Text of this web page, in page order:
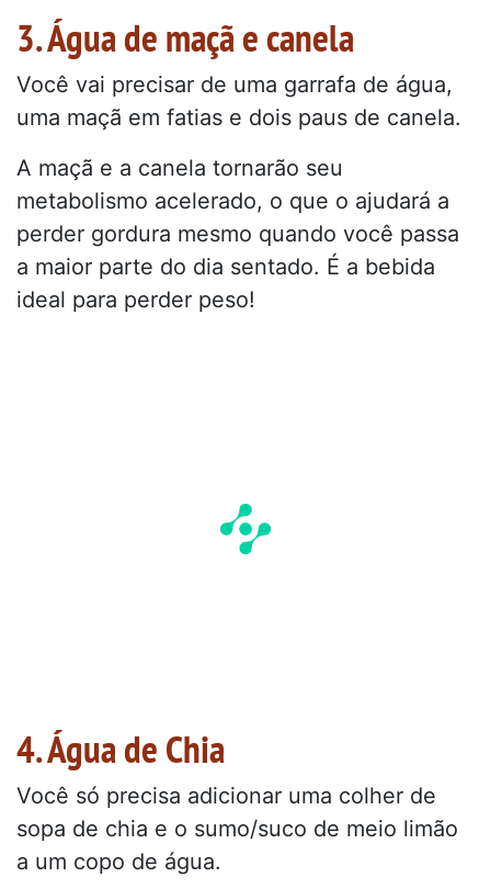
3. Água de maçã e canela
Você vai precisar de uma garrafa de água,
uma maçã em fatias e dois paus de canela.
A maçã e a canela tornarão seu
metabolismo acelerado, o que o ajudará a
perder gordura mesmo quando você passa
a maior parte do dia sentado. É a bebida
ideal para perder peso!
4. Água de Chia
Você só precisa adicionar uma colher de
sopa de chia e o sumo/suco de meio limão
a um copo de água.